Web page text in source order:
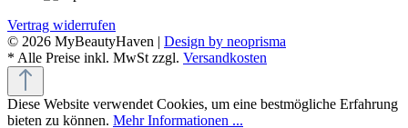
Vertrag widerrufen
© 2026 MyBeautyHaven | Design by neoprisma
* Alle Preise inkl. MwSt zzgl. Versandkosten
Diese Website verwendet Cookies, um eine bestmögliche Erfahrung
bieten zu können. Mehr Informationen ...